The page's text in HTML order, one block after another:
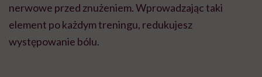
nerwowe przed znużeniem. Wprowadzając taki
element po każdym treningu, redukujesz
występowanie bólu.